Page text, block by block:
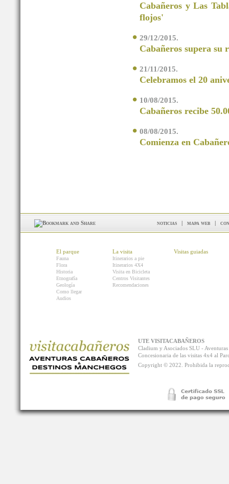
Cabañeros y Las
flojos'
29/12/2015.
Cabañeros supera su
21/11/2015.
Celebramos el 20
10/08/2015.
Cabañeros recibe
08/08/2015.
Comienza en
noticias | mapa web |
El parque
Fauna
Flora
Historia
Etnografía
Geología
Como llegar
Audios
La visita
Itinerarios a pie
Itinerarios 4X4
Visita en Bicicleta
Centros Visitantes
Recomendaciones
Visitas guiadas
UTE VISITACABAÑEROS
Cladium y Asociados SLU -
Concesionaria de las visitas 4x4 al
Copyright © 2022. Prohibida la